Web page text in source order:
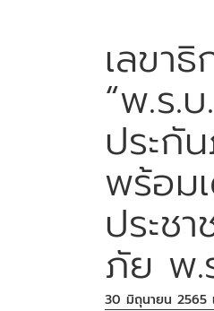
เลขา
“พ.ร.
ประกั
พร้อม
ประช
ภัย พ.
30 มิถุนายน 2565